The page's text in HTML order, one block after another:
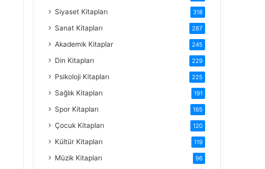
Siyaset Kitapları 318
Sanat Kitapları 287
Akademik Kitaplar 245
Din Kitapları 229
Psikoloji Kitapları 225
Sağlık Kitapları 191
Spor Kitapları 165
Çocuk Kitapları 120
Kültür Kitapları 119
Müzik Kitapları 96